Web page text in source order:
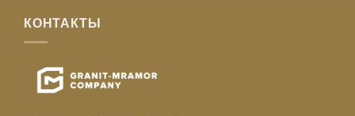
КОНТАКТЫ